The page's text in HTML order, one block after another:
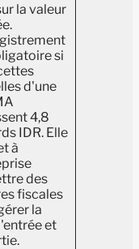
la valeur
si
d'une
4,8
IDR. Elle
à
des
fiscales
la
et